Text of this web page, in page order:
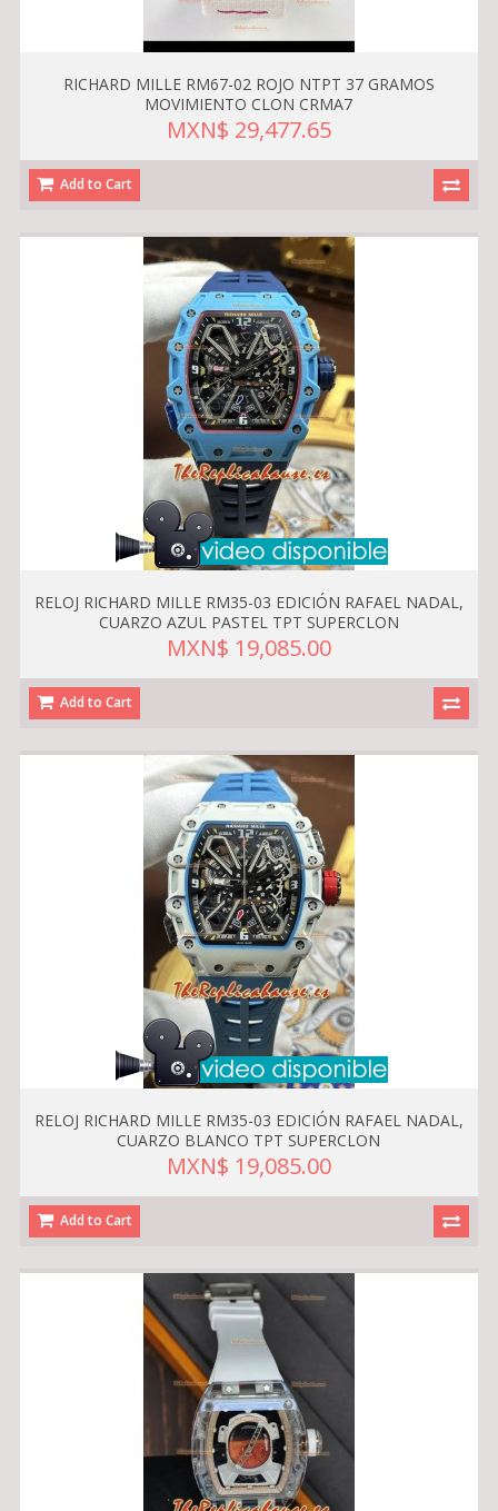
RICHARD MILLE RM67-02 ROJO NTPT 37 GRAMOS
MOVIMIENTO CLON CRMA7
MXN$ 29,477.65
Add to Cart
RELOJ RICHARD MILLE RM35-03 EDICIÓN RAFAEL NADAL,
CUARZO AZUL PASTEL TPT SUPERCLON
MXN$ 19,085.00
Add to Cart
RELOJ RICHARD MILLE RM35-03 EDICIÓN RAFAEL NADAL,
CUARZO BLANCO TPT SUPERCLON
MXN$ 19,085.00
Add to Cart